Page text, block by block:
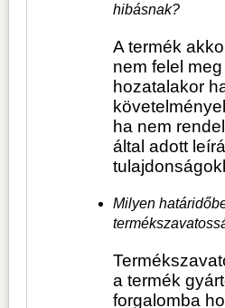
hibásnak?
A termék
nem felel
hozatalakor
ha nem
által adott
Milyen
a termék
forgalomba